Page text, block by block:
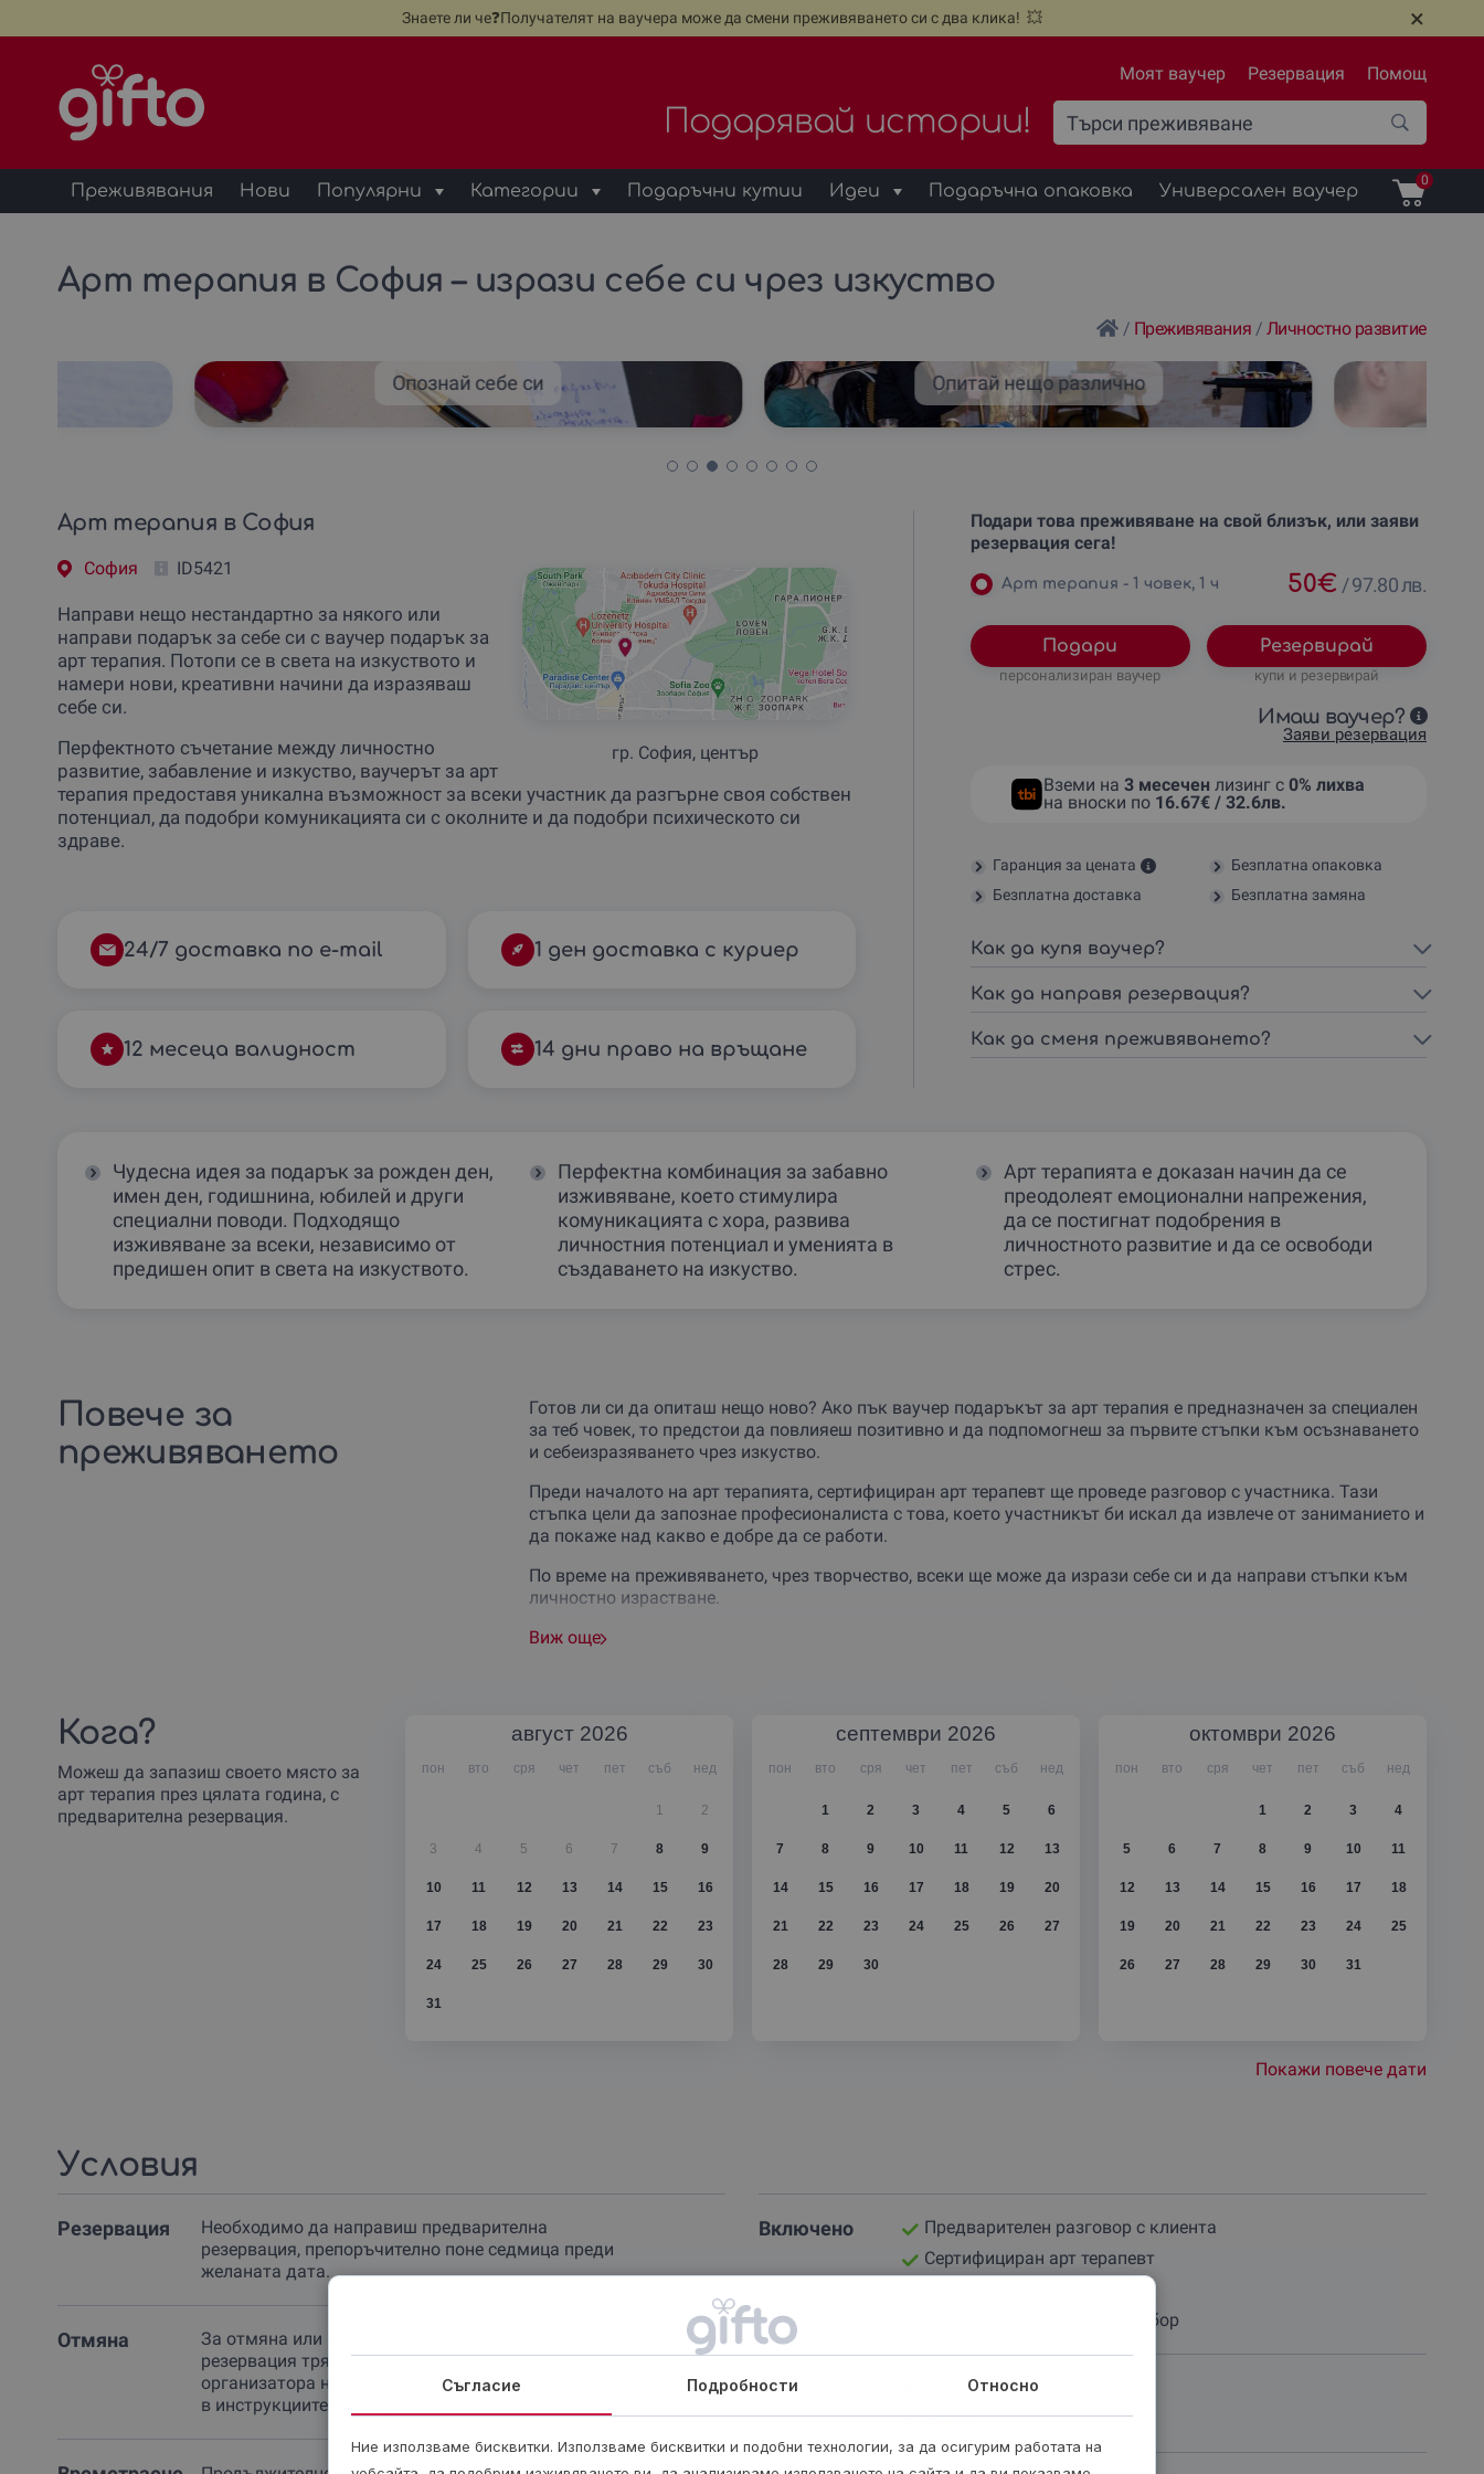
Знаете ли че❓Получателят на ваучера може да смени преживяването си с два клика! 💥 ×
Моят ваучер Резервация Помощ
Подарявай истории!
Преживявания Нови Популярни Категории Подаръчни кутии Идеи Подаръчна опаковка Универсален ваучер
0
Арт терапия в София – изрази себе си чрез изкуство
/ Преживявания / Личностно развитие
Опознай себе си Опитай нещо различно
Арт терапия в София
София ID5421
гр. София, център
Направи нещо нестандартно за някого или
направи подарък за себе си с ваучер подарък за
арт терапия. Потопи се в света на изкуството и
намери нови, креативни начини да изразяваш
себе си.
Перфектното съчетание между личностно
развитие, забавление и изкуство, ваучерът за арт
терапия предоставя уникална възможност за всеки участник да разгърне своя собствен
потенциал, да подобри комуникацията си с околните и да подобри психическото си
здраве.
24/7 доставка по e-mail 1 ден доставка с куриер
12 месеца валидност 14 дни право на връщане
Подари това преживяване на свой близък, или заяви
резервация сега!
Арт терапия - 1 човек, 1 ч 50€ /97.80 лв.
Подари
персонализиран ваучер
Резервирай
купи и резервирай
Имаш ваучер?
Заяви резервация
Вземи на3 месечен лизинг с0% лихва
на вноски по 16.67€ / 32.6лв.
Гаранция за цената
Безплатна опаковка
Безплатна доставка
Безплатна замяна
Как да купя ваучер?
Как да направя резервация?
Как да сменя преживяването?
Чудесна идея за подарък за рожден ден,
имен ден, годишнина, юбилей и други
специални поводи. Подходящо
изживяване за всеки, независимо от
предишен опит в света на изкуството.
Перфектна комбинация за забавно
изживяване, което стимулира
комуникацията с хора, развива
личностния потенциал и уменията в
създаването на изкуство.
Арт терапията е доказан начин да се
преодолеят емоционални напрежения,
да се постигнат подобрения в
личностното развитие и да се освободи
стрес.
Повече за
преживяването
Готов ли си да опиташ нещо ново? Ако пък ваучер подаръкът за арт терапия е предназначен за специален
за теб човек, то предстои да повлияеш позитивно и да подпомогнеш за първите стъпки към осъзнаването
и себеизразяването чрез изкуство.
Преди началото на арт терапията, сертифициран арт терапевт ще проведе разговор с участника. Тази
стъпка цели да запознае професионалиста с това, което участникът би искал да извлече от заниманието и
да покаже над какво е добре да се работи.
По време на преживяването, чрез творчество, всеки ще може да изрази себе си и да направи стъпки към
личностно израстване.
Виж още
Кога?
Можеш да запазиш своето място за
арт терапия през цялата година, с
предварителна резервация.
август 2026
пон вто сря чет пет съб нед
1 2
3 4 5 6 7 8 9
10 11 12 13 14 15 16
17 18 19 20 21 22 23
24 25 26 27 28 29 30
31
септември 2026
пон вто сря чет пет съб нед
1 2 3 4 5 6
7 8 9 10 11 12 13
14 15 16 17 18 19 20
21 22 23 24 25 26 27
28 29 30
октомври 2026
пон вто сря чет пет съб нед
1 2 3 4
5 6 7 8 9 10 11
12 13 14 15 16 17 18
19 20 21 22 23 24 25
26 27 28 29 30 31
Покажи повече дати
Условия
Резервация
Необходимо да направиш предварителна
резервация, препоръчително поне седмица преди
желаната дата.
Отмяна
За отмяна или промяна на вече направена
резервация трябва да се свържеш директно с
организатора на преживяването при посочените
в инструкциите условия.
Включено
Предварителен разговор с клиента
Сертифициран арт терапевт
Чаша чай/кафе/вино по избор
Не включва
Транспорт
Видео
Съгласие Подробности Относно
Ние използваме бисквитки. Използваме бисквитки и подобни технологии, за да осигурим работата на